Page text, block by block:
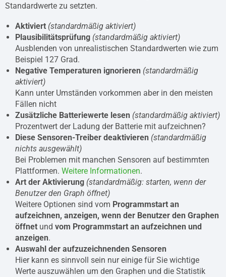
Standardwerte zu setzten.
Aktiviert (standardmäßig aktiviert)
Plausibilitätsprüfung (standardmäßig aktiviert)
Ausblenden von unrealistischen Standardwerten wie zum
Beispiel 127 Grad.
Negative Temperaturen ignorieren (standardmäßig
aktiviert)
Kann unter Umständen vorkommen aber in den meisten
Fällen nicht
Zusätzliche Batteriewerte lesen (standardmäßig aktiviert)
Prozentwert der Ladung der Batterie mit aufzeichnen?
Diese Sensoren-Treiber deaktivieren (standardmäßig
nichts ausgewählt)
Bei Problemen mit manchen Sensoren auf bestimmten
Plattformen. Weitere Informationen.
Art der Aktivierung (standardmäßig: starten, wenn der
Benutzer den Graph öffnet)
Weitere Optionen sind vom Programmstart an
aufzeichnen, anzeigen, wenn der Benutzer den Graphen
öffnet und vom Programmstart an aufzeichnen und
anzeigen.
Auswahl der aufzuzeichnenden Sensoren
Hier kann es sinnvoll sein nur einige für Sie wichtige
Werte auszuwählen um den Graphen und die Statistik